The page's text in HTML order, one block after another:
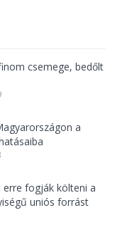
csemege, bedőlt
a
erre fogják költeni a
uniós forrást